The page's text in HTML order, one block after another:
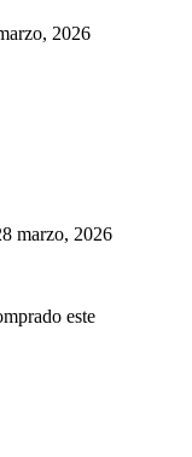
2026
marzo, 2026
este